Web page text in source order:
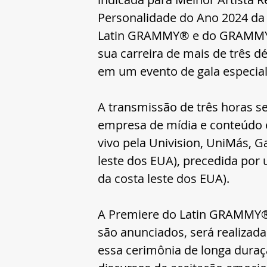
Personalidade do Ano 2024
Latin GRAMMY® e do
sua carreira de mais de três
em um evento de gala
A transmissão de três horas
empresa de mídia e
vivo pela Univision, UniMás,
leste dos EUA), precedida
da costa leste dos EUA).
A Premiere do Latin
são anunciados, será
essa cerimônia de longa